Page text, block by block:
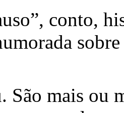
conto,
São mais ou